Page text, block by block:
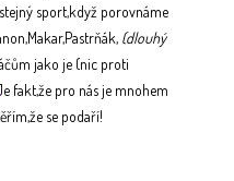
sport,když porovnáme
(dlouhý
jako je (nic proti
fakt,že pro nás je mnohem
se podaří!